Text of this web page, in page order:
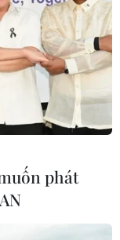
phát